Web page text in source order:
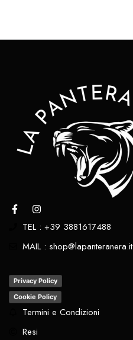
TEL : +39 3881617488
MAIL : shop@lapanteranera.it
Privacy Policy
Cookie Policy
Termini e Condizioni
Resi